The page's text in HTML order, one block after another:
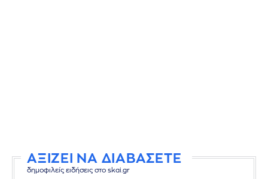
ΑΞΙΖΕΙ ΝΑ ΔΙΑΒΑΣΕΤΕ
δημοφιλείς ειδήσεις στο skai.gr